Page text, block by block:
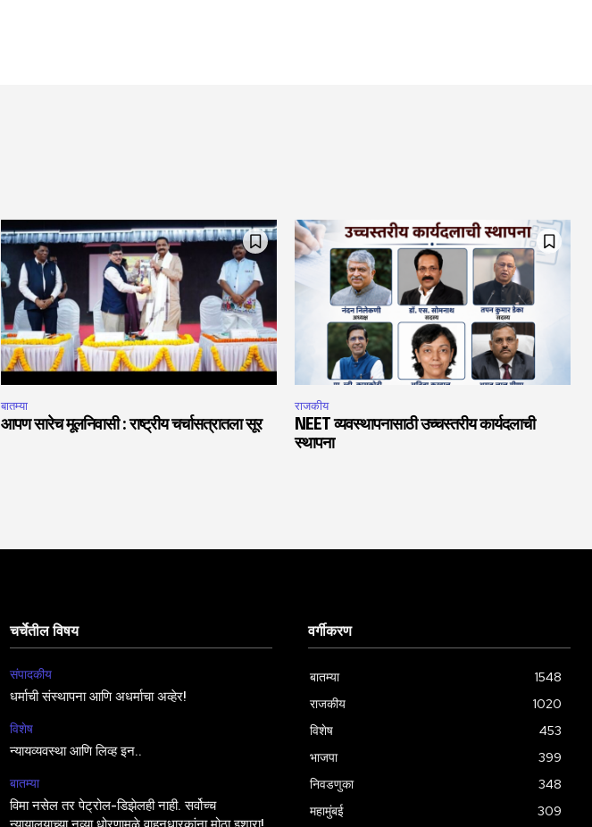
बातम्या
आपण सारेच मूलनिवासी : राष्ट्रीय चर्चासत्रातला सूर
राजकीय
NEET व्यवस्थापनासाठी उच्चस्तरीय कार्यदलाची
स्थापना
चर्चेतील विषय
संपादकीय
धर्माची संस्थापना आणि अधर्माचा अव्हेर!
विशेष
न्यायव्यवस्था आणि लिव्ह इन..
बातम्या
विमा नसेल तर पेट्रोल-डिझेलही नाही. सर्वोच्च
वर्गीकरण
बातम्या
1548
राजकीय
1020
विशेष
453
भाजपा
399
निवडणुका
348
महामुंबई
309